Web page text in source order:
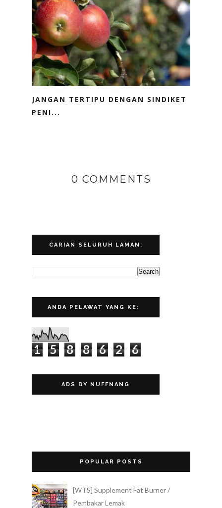
JANGAN TERTIPU DENGAN SINDIKET
PENI...
0 COMMENTS
CARIAN SELURUH LAMAN:
ANDA PELAWAT YANG KE:
1 5 8 8 6 2 6
ADS BY NUFFNANG
POPULAR POSTS
[WTS] Supplement Fat Burner /
Pembakar Lemak